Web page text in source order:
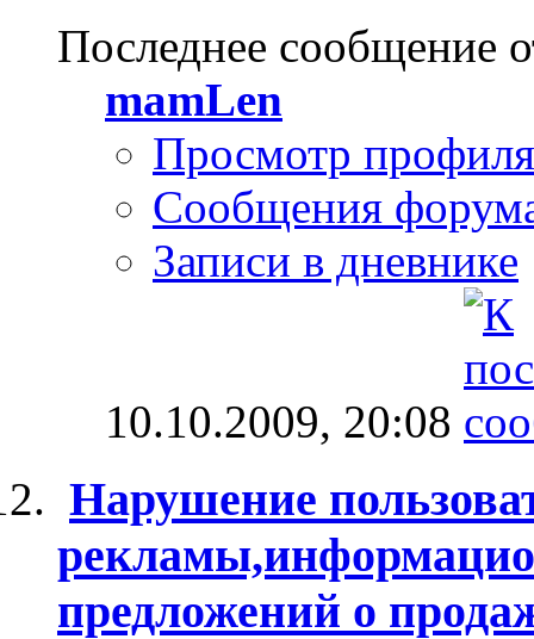
Последнее сообщение
mamLen
Просмотр профиля
Сообщения
Записи в дневнике
10.10.2009, 20:08
Нарушение
предложений о